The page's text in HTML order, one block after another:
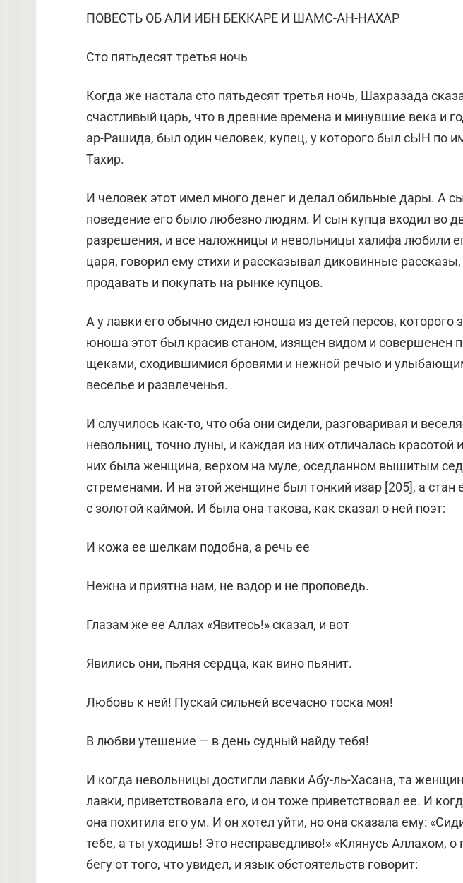
ПОВЕСТЬ ОБ АЛИ ИБН БЕККАРЕ И ШАМС-АН-НАХАР
Сто пятьдесят третья ночь
Когда же настала сто пятьдесят третья ночь, Шахразада
счастливый царь, что в древние времена и минувшие века и
ар-Рашида, был один человек, купец, у которого был сЫН по
Тахир.
И человек этот имел много денег и делал обильные дары. А
поведение его было любезно людям. И сын купца входил во
разрешения, и все наложницы и невольницы халифа любили
царя, говорил ему стихи и рассказывал диковинные
продавать и покупать на рынке купцов.
А у лавки его обычно сидел юноша из детей персов, которого
юноша этот был красив станом, изящен видом и совершенен
щеками, сходившимися бровями и нежной речью и
веселье и развлеченья.
И случилось как-то, что оба они сидели, разговаривая и
невольниц, точно луны, и каждая из них отличалась красотой
них была женщина, верхом на муле, оседланном вышитым
стременами. И на этой женщине был тонкий изар [205], а
с золотой каймой. И была она такова, как сказал о ней поэт:
И кожа ее шелкам подобна, а речь ее
Нежна и приятна нам, не вздор и не проповедь.
Глазам же ее Аллах «Явитесь!» сказал, и вот
Явились они, пьяня сердца, как вино пьянит.
Любовь к ней! Пускай сильней всечасно тоска моя!
В любви утешение — в день судный найду тебя!
И когда невольницы достигли лавки Абу-ль-Хасана, та
лавки, приветствовала его, и он тоже приветствовал ее. И
она похитила его ум. И он хотел уйти, но она сказала ему:
тебе, а ты уходишь! Это несправедливо!» «Клянусь Аллахом,
бегу от того, что увидел, и язык обстоятельств говорит: